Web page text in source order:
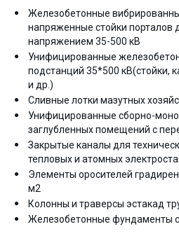
Железобетонные
напряженные стойки порталов
напряжением 35-500 кВ
Унифицированные
подстанций 35*500 кВ(стойки,
и др.)
Сливные лотки мазутных
Унифицированные сборно-
заглубленных помещений с
Закрытые каналы для
тепловых и атомных
Элементы оросителей
м2
Колонны и траверсы эстакад
Железобетонные фундаменты